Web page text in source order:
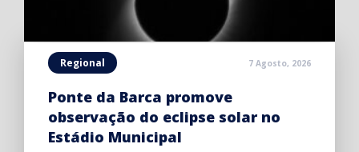
Regional 7 Agosto, 2026
Ponte da Barca promove
observação do eclipse solar no
Estádio Municipal